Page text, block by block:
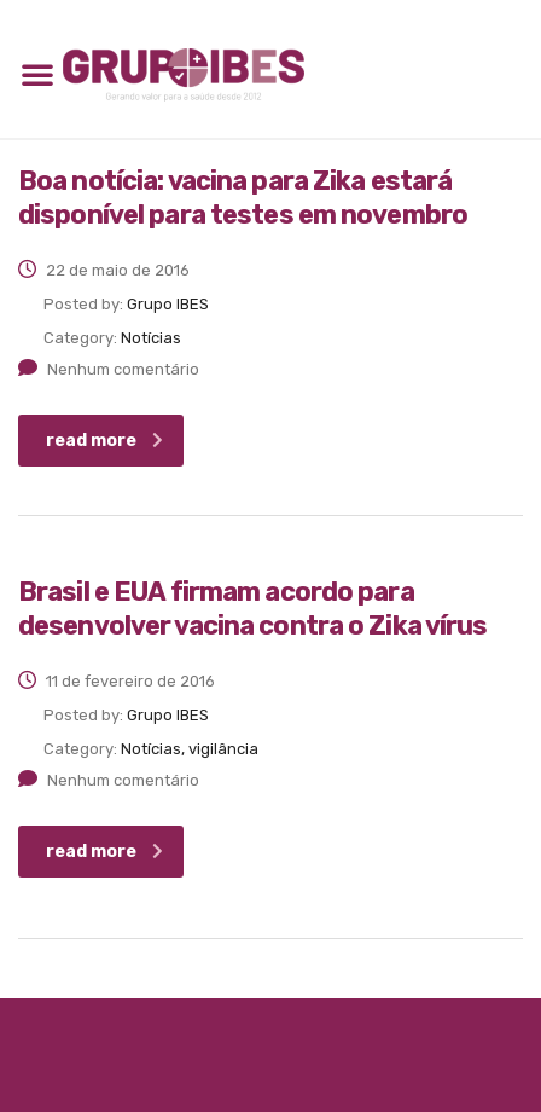
Boa notícia: vacina para Zika estará
disponível para testes em novembro
22 de maio de 2016
Posted by: Grupo IBES
Category: Notícias
Nenhum comentário
read more
Brasil e EUA firmam acordo para
desenvolver vacina contra o Zika vírus
11 de fevereiro de 2016
Posted by: Grupo IBES
Category: Notícias, vigilância
Nenhum comentário
read more